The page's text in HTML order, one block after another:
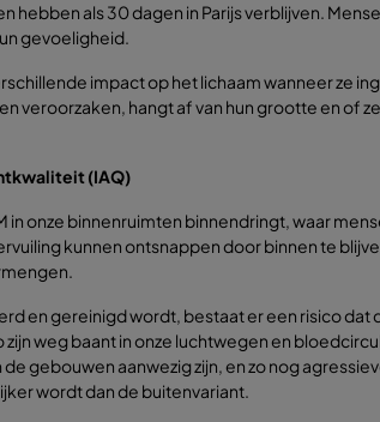
als 30 dagen in Parijs verblijven.
gevoeligheid.
impact op het lichaam wanneer ze
veroorzaken, hangt af van hun grootte en of
(IAQ)
in onze binnenruimten binnendringt, waar
kunnen ontsnappen door binnen te
en gereinigd wordt, bestaat er een risico dat
zijn weg baant in onze luchtwegen en
gebouwen aanwezig zijn, en zo nog
wordt dan de buitenvariant.